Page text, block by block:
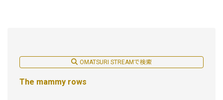
OMATSURI STREAMで検索
The mammy rows